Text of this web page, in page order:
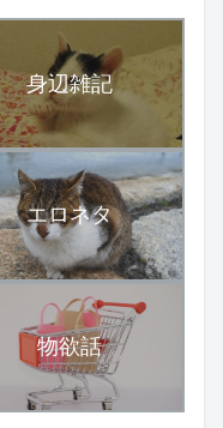
身辺雑記
エロネタ
物欲話